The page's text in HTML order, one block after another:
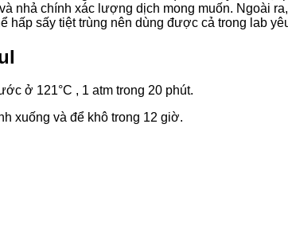
nhả chính xác lượng dịch mong muốn. Ngoài
hấp sấy tiệt trùng nên dùng được cả trong lab
ở 121°C , 1 atm trong 20 phút.
xuống và để khô trong 12 giờ.